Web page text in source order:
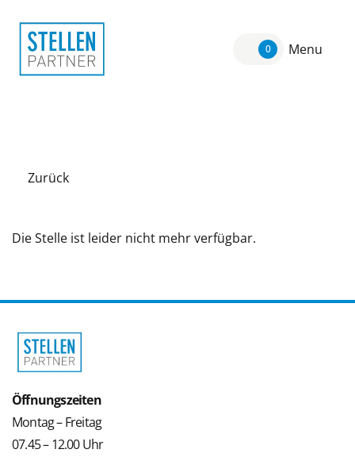
0 Menu
Zurück
Die Stelle ist leider nicht mehr verfügbar.
Öffnungszeiten
Montag – Freitag
07.45 – 12.00 Uhr